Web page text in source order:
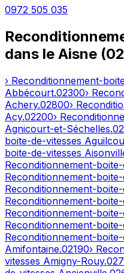
0972 505 035
dans le Aisne (02
› Reconditionnement-
Abbécourt.02300›
Achery.02800›
Acy.02200›
Agnicourt-et-Séchelles.
boite-de-vitesses
boite-de-vitesses
Reconditionnement-
Reconditionnement-
Reconditionnement-
Reconditionnement-
Reconditionnement-
Reconditionnement-
Reconditionnement-
Amifontaine.02190›
vitesses Amigny-Rouy.